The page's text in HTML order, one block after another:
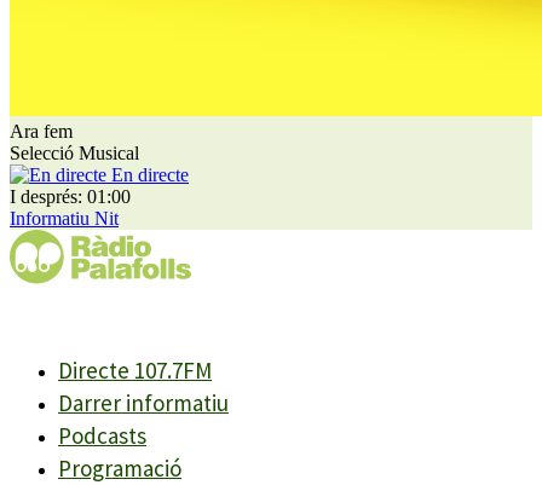
Ara fem
Selecció Musical
En directe
I després: 01:00
Informatiu Nit
Directe 107.7FM
Darrer informatiu
Podcasts
Programació